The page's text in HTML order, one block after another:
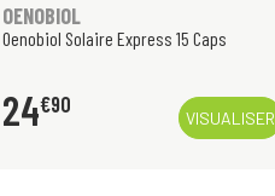
OENOBIOL
Oenobiol Solaire Express 15 Caps
24€90
VISUALISER